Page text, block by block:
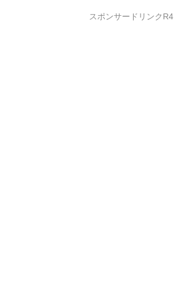
スポンサードリンクR4